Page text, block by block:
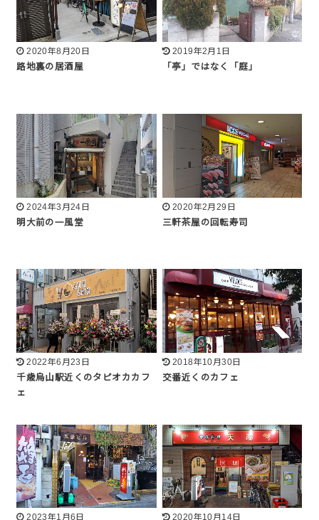
2020年8月20日
路地裏の居酒屋
2019年2月1日
「亭」ではなく「庭」
2024年3月24日
明大前の一風堂
2020年2月29日
三軒茶屋の回転寿司
2022年6月23日
千歳烏山駅近くのタピオカカフ
ェ
2018年10月30日
交番近くのカフェ
2023年1月6日
2020年10月14日